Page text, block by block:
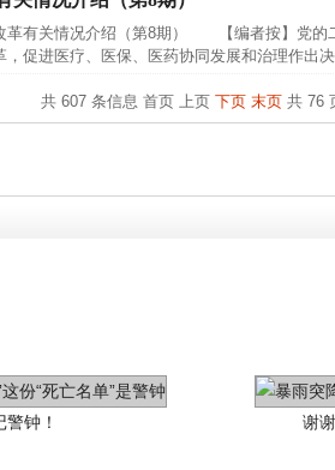
有关情况介绍（第8期） 【编者按】党的二
，促进医疗、医保、医药协同发展和治理作出
共 607 条信息 首页 上页 下页 末页共 76
药下症？